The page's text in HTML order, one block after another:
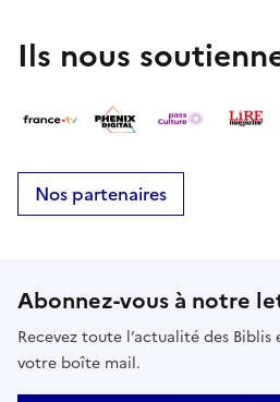
Ils nous
Nos partenaires
Abonnez-vous à notre
Recevez toute l’actualité des
votre boîte mail.